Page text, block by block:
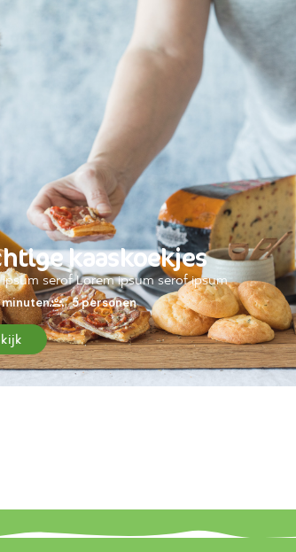
kaaskoekjes
serof Lorem ipsum serof ipsum
5 personen